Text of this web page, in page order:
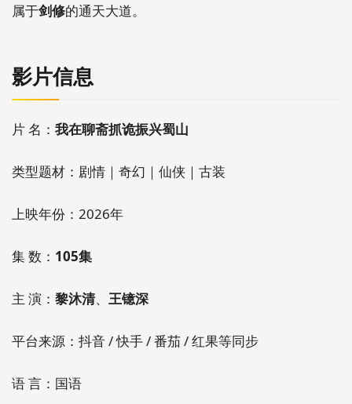
属于剑修的通天大道。
影片信息
片 名： 我在聊斋抓诡振兴蜀山
类型题材：剧情｜奇幻｜仙侠｜古装
上映年份：2026年
集 数： 105集
主 演： 黎沐清、 王镱深
平台来源：抖音 / 快手 / 番茄 / 红果等同步
语 言：国语